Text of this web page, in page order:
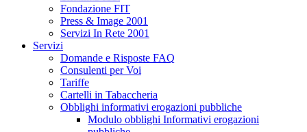
Fondazione FIT
Press & Image 2001
Servizi In Rete 2001
Servizi
Domande e Risposte FAQ
Consulenti per Voi
Tariffe
Cartelli in Tabaccheria
Obblighi informativi erogazioni pubbliche
Modulo obblighi Informativi erogazioni